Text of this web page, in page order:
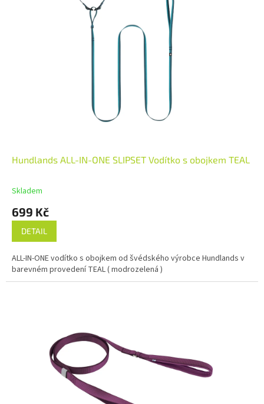
Hundlands ALL-IN-ONE SLIPSET Vodítko s obojkem TEAL
Skladem
699 Kč
DETAIL
ALL-IN-ONE vodítko s obojkem od švédského výrobce Hundlands v
barevném provedení TEAL ( modrozelená )